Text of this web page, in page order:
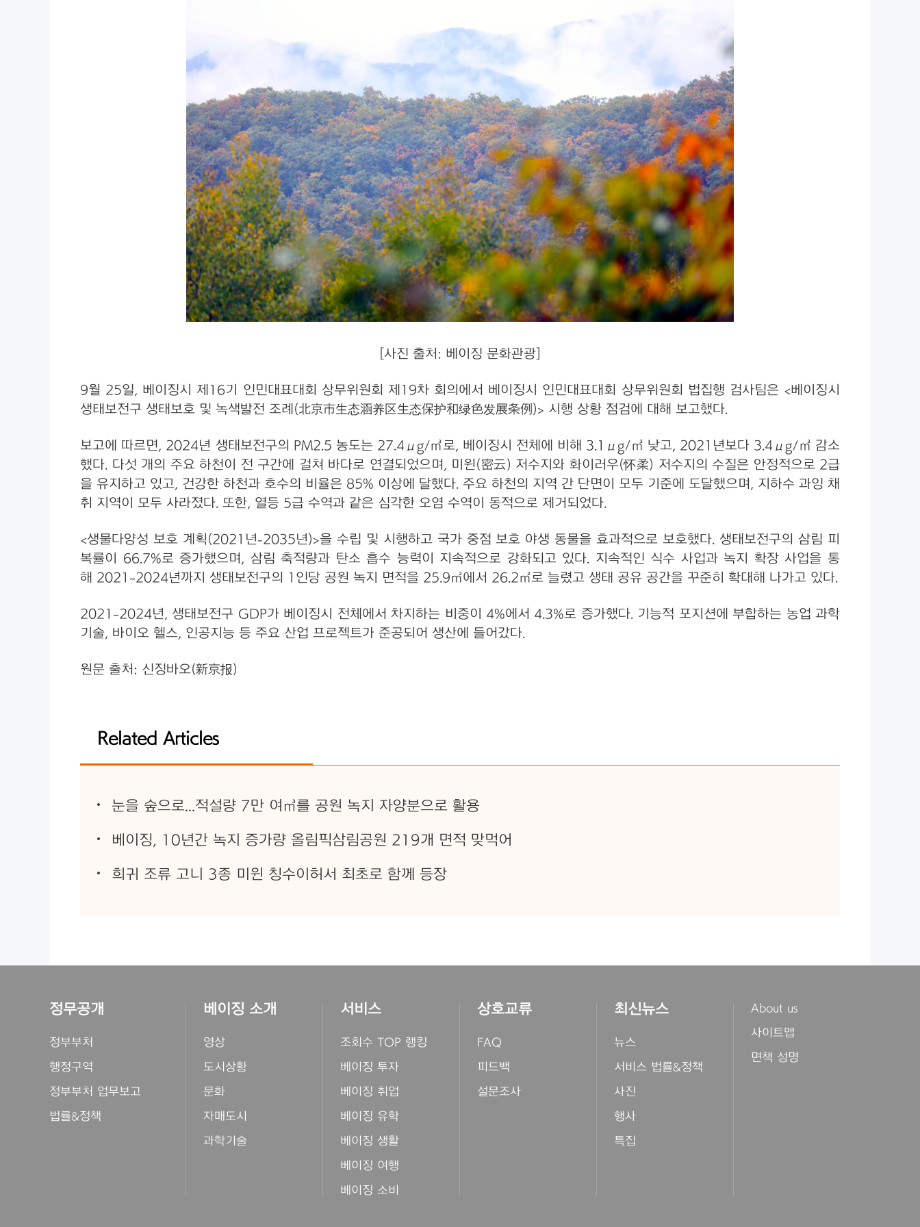
[사진 출처: 베이징 문화관광]
9월 25일, 베이징시 제16기 인민대표대회 상무위원회 제19차 회의에서 베이징시 인민대표대회 상무위원회 법집행 검사팀은 <베이징시
생태보전구 생태보호 및 녹색발전 조례(北京市生态涵养区生态保护和绿色发展条例)> 시행 상황 점검에 대해 보고했다.
보고에 따르면, 2024년 생태보전구의 PM2.5 농도는 27.4μg/㎥로, 베이징시 전체에 비해 3.1μg/㎥ 낮고, 2021년보다 3.4μg/㎥ 감소
했다. 다섯 개의 주요 하천이 전 구간에 걸쳐 바다로 연결되었으며, 미윈(密云) 저수지와 화이러우(怀柔) 저수지의 수질은 안정적으로 2급
을 유지하고 있고, 건강한 하천과 호수의 비율은 85% 이상에 달했다. 주요 하천의 지역 간 단면이 모두 기준에 도달했으며, 지하수 과잉 채
취 지역이 모두 사라졌다. 또한, 열등 5급 수역과 같은 심각한 오염 수역이 동적으로 제거되었다.
<생물다양성 보호 계획(2021년-2035년)>을 수립 및 시행하고 국가 중점 보호 야생 동물을 효과적으로 보호했다. 생태보전구의 삼림 피
복률이 66.7%로 증가했으며, 삼림 축적량과 탄소 흡수 능력이 지속적으로 강화되고 있다. 지속적인 식수 사업과 녹지 확장 사업을 통
해 2021~2024년까지 생태보전구의 1인당 공원 녹지 면적을 25.9㎡에서 26.2㎡로 늘렸고 생태 공유 공간을 꾸준히 확대해 나가고 있다.
2021~2024년, 생태보전구 GDP가 베이징시 전체에서 차지하는 비중이 4%에서 4.3%로 증가했다. 기능적 포지션에 부합하는 농업 과학
기술, 바이오 헬스, 인공지능 등 주요 산업 프로젝트가 준공되어 생산에 들어갔다.
원문 출처: 신징바오(新京报)
Related Articles
눈을 숲으로...적설량 7만 여㎥를 공원 녹지 자양분으로 활용
베이징, 10년간 녹지 증가량 올림픽삼림공원 219개 면적 맞먹어
희귀 조류 고니 3종 미윈 칭수이허서 최초로 함께 등장
정무공개
정부부처
행정구역
정부부처 업무보고
법률&정책
베이징 소개
영상
도시상황
문화
자매도시
과학기술
서비스
조회수 TOP 랭킹
베이징 투자
베이징 취업
베이징 유학
베이징 생활
베이징 여행
베이징 소비
상호교류
FAQ
피드백
설문조사
최신뉴스
뉴스
서비스 법률&정책
사진
행사
특집
About us
사이트맵
면책 성명